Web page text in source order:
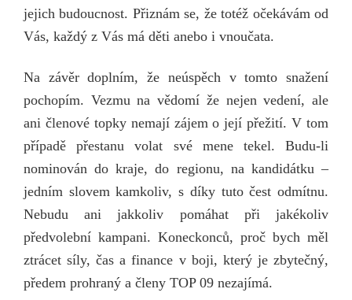
jejich budoucnost. Přiznám se, že totéž očekávám od
Vás, každý z Vás má děti anebo i vnoučata.
Na závěr doplním, že neúspěch v tomto snažení
pochopím. Vezmu na vědomí že nejen vedení, ale
ani členové topky nemají zájem o její přežití. V tom
případě přestanu volat své mene tekel. Budu-li
nominován do kraje, do regionu, na kandidátku –
jedním slovem kamkoliv, s díky tuto čest odmítnu.
Nebudu ani jakkoliv pomáhat při jakékoliv
předvolební kampani. Koneckonců, proč bych měl
ztrácet síly, čas a finance v boji, který je zbytečný,
předem prohraný a členy TOP 09 nezajímá.